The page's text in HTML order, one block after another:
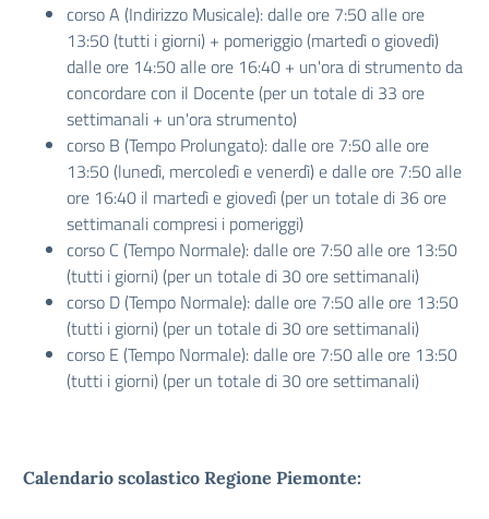
corso A (Indirizzo Musicale): dalle ore 7:50 alle ore
13:50 (tutti i giorni) + pomeriggio (martedì o giovedì)
dalle ore 14:50 alle ore 16:40 + un'ora di strumento da
concordare con il Docente (per un totale di 33 ore
settimanali + un'ora strumento)
corso B (Tempo Prolungato): dalle ore 7:50 alle ore
13:50 (lunedì, mercoledì e venerdì) e dalle ore 7:50 alle
ore 16:40 il martedì e giovedì (per un totale di 36 ore
settimanali compresi i pomeriggi)
corso C (Tempo Normale): dalle ore 7:50 alle ore 13:50
(tutti i giorni) (per un totale di 30 ore settimanali)
corso D (Tempo Normale): dalle ore 7:50 alle ore 13:50
(tutti i giorni) (per un totale di 30 ore settimanali)
corso E (Tempo Normale): dalle ore 7:50 alle ore 13:50
(tutti i giorni) (per un totale di 30 ore settimanali)
Calendario scolastico Regione Piemonte: